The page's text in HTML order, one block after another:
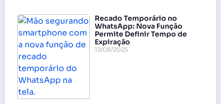
Recado Temporário no
WhatsApp: Nova Função
Permite Definir Tempo de
Expiração
13/08/2025